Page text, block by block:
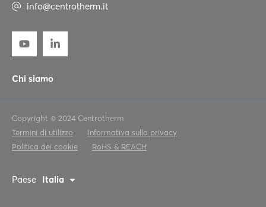
info@centrotherm.it
Chi siamo
Copyright © 2024 Centrotherm
Termini di utilizzo
Informativa sulla privacy
Politica dei cookie
RoHS & REACH
Paese Italia